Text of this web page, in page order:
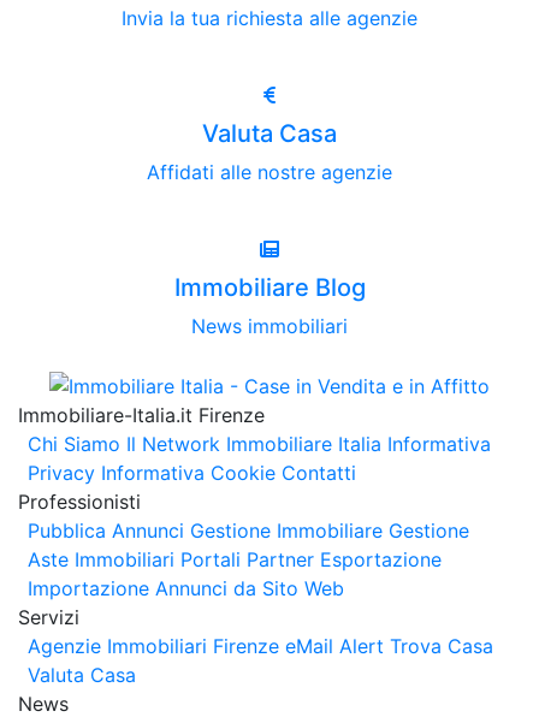
Invia la tua richiesta alle agenzie
Valuta Casa
Affidati alle nostre agenzie
Immobiliare Blog
News immobiliari
Immobiliare-Italia.it Firenze
Chi Siamo Il Network Immobiliare Italia Informativa
Privacy Informativa Cookie Contatti
Professionisti
Pubblica Annunci Gestione Immobiliare Gestione
Aste Immobiliari Portali Partner Esportazione
Importazione Annunci da Sito Web
Servizi
Agenzie Immobiliari Firenze eMail Alert Trova Casa
Valuta Casa
News